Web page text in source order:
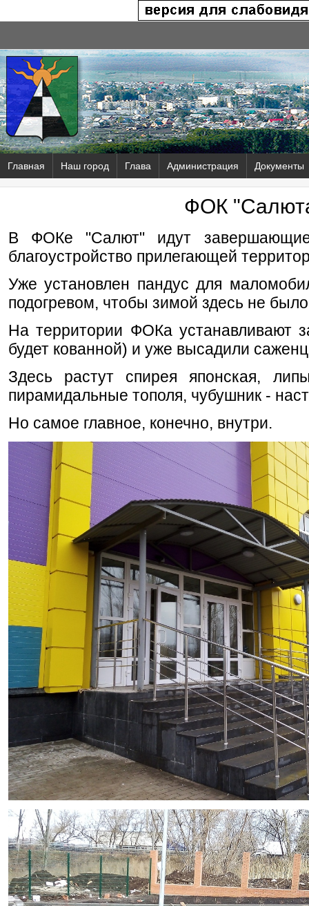
Главная Наш город Глава Администрация Документы
ФОК
В ФОКе "Салют" идут
благоустройство прилегающей
Уже установлен пандус для
подогревом, чтобы зимой здесь не было
На территории ФОКа устанавливают
будет кованной) и уже высадили
Здесь растут спирея японская,
пирамидальные тополя, чубушник -
Но самое главное, конечно, внутри.